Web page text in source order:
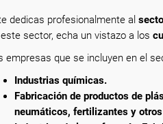
dedicas profesionalmente al
sector, echa un vistazo a los
empresas que se incluyen en el
Industrias químicas.
Fabricación de productos de
neumáticos, fertilizantes y